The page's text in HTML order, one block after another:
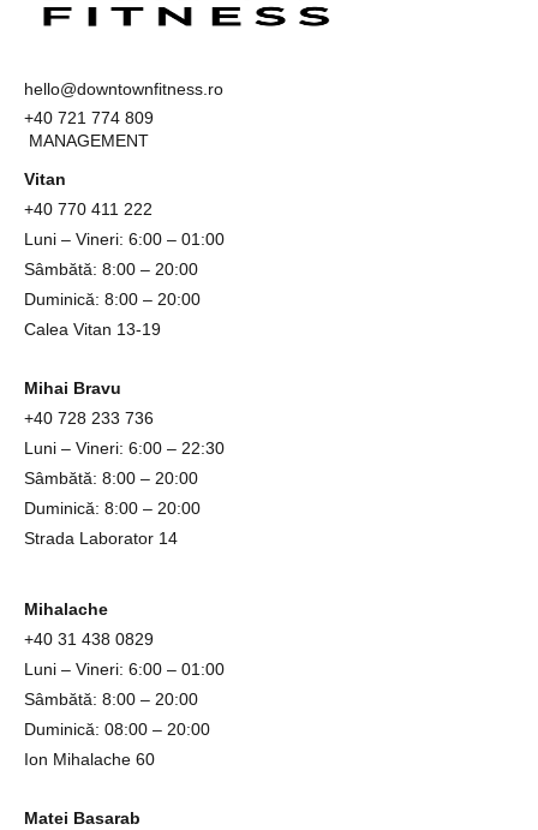
hello@downtownfitness.ro
+40 721 774 809
MANAGEMENT
Vitan
+40 770 411 222
Luni – Vineri: 6:00 – 01:00
Sâmbătă: 8:00 – 20:00
Duminică: 8:00 – 20:00
Calea Vitan 13-19
Mihai Bravu
+40 728 233 736
Luni – Vineri: 6:00 – 22:30
Sâmbătă: 8:00 – 20:00
Duminică: 8:00 – 20:00
Strada Laborator 14
Mihalache
+40 31 438 0829
Luni – Vineri: 6:00 – 01:00
Sâmbătă: 8:00 – 20:00
Duminică: 08:00 – 20:00
Ion Mihalache 60
Matei Basarab